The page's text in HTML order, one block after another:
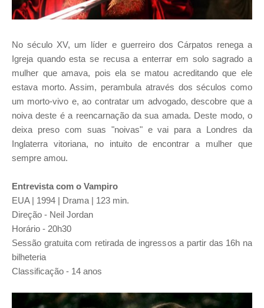
No século XV, um líder e guerreiro dos Cárpatos renega a
Igreja quando esta se recusa a enterrar em solo sagrado a
mulher que amava, pois ela se matou acreditando que ele
estava morto. Assim, perambula através dos séculos como
um morto-vivo e, ao contratar um advogado, descobre que a
noiva deste é a reencarnação da sua amada. Deste modo, o
deixa preso com suas "noivas" e vai para a Londres da
Inglaterra vitoriana, no intuito de encontrar a mulher que
sempre amou.
Entrevista com o Vampiro
EUA | 1994 | Drama | 123 min.
Direção - Neil Jordan
Horário - 20h30
Sessão gratuita com retirada de ingressos a partir das 16h na
bilheteria
Classificação - 14 anos